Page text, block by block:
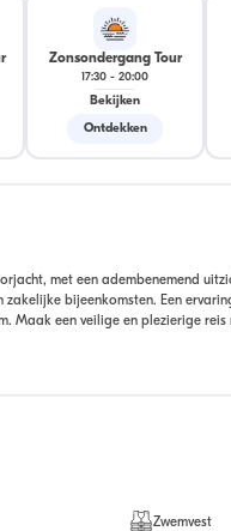
Zonsondergang Tour
17:30 - 20:00
Bekijken
Ontdekken
met een adembenemend
bijeenkomsten. Een
Maak een veilige en plezierige
Zwemvest